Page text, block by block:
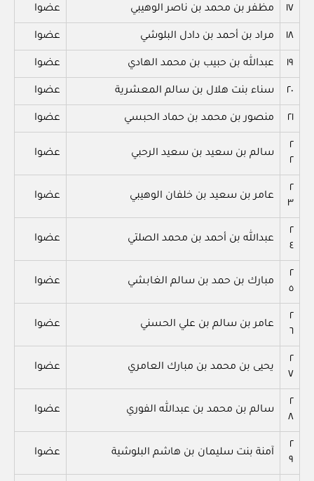
١٧ مظفر بن محمد بن ناصر الوهيبي عضوا
١٨ مراد بن أحمد بن دادل البلوشي عضوا
١٩ عبدالله بن حبيب بن محمد الهادي عضوا
٢٠ سناء بنت هلال بن سالم المعشرية عضوا
٢١ منصور بن محمد بن حماد الحبسي عضوا
٢
٢
سالم بن سعيد بن سعيد الرحبي عضوا
٢
٣
عامر بن سعيد بن خلفان الوهيبي عضوا
٢
٤
عبدالله بن أحمد بن محمد الصلتي عضوا
٢
٥
مبارك بن حمد بن سالم الغابشي عضوا
٢
٦
عامر بن سالم بن علي الحسني عضوا
٢
٧
يحيى بن محمد بن مبارك العامري عضوا
٢
٨
سالم بن محمد بن عبدالله الفوري عضوا
٢
٩
آمنة بنت سليمان بن هاشم البلوشية عضوا